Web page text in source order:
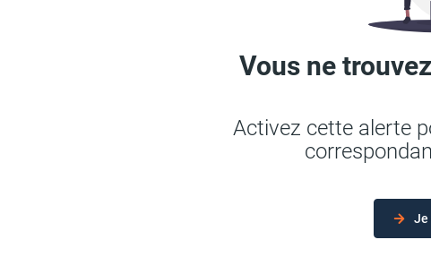
Vous ne
Activez cette alerte
Je